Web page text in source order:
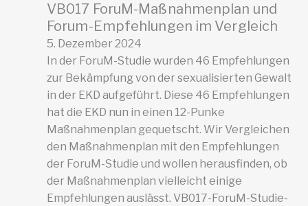
VB017 ForuM-Maßnahmenplan und
Forum-Empfehlungen im Vergleich
5. Dezember 2024
In der ForuM-Studie wurden 46 Empfehlungen
zur Bekämpfung von der sexualisierten Gewalt
in der EKD aufgeführt. Diese 46 Empfehlungen
hat die EKD nun in einen 12-Punke
Maßnahmenplan gequetscht. Wir Vergleichen
den Maßnahmenplan mit den Empfehlungen
der ForuM-Studie und wollen herausfinden, ob
der Maßnahmenplan vielleicht einige
Empfehlungen auslässt. VB017-ForuM-Studie-